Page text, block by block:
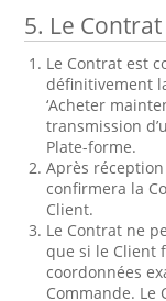
5. Le Contrat
Le Contrat est
définitivement
‘Acheter
transmission
Plate-forme.
Après
confirmera la
Client.
Le Contrat ne
que si le Client
coordonnées
Commande. Le